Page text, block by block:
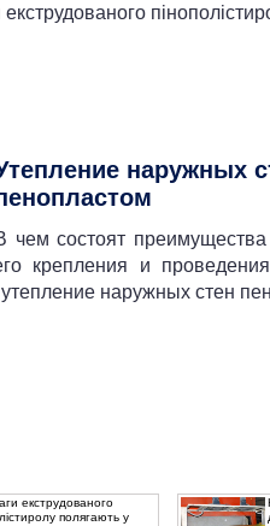
наружных
чем состоят
крепления и
наружных стен
екструдованого
полягають у